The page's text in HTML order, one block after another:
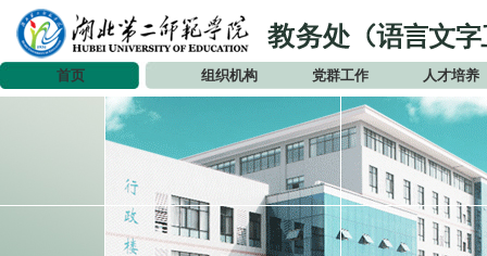
首页 组织机构 党群工作 人才培养